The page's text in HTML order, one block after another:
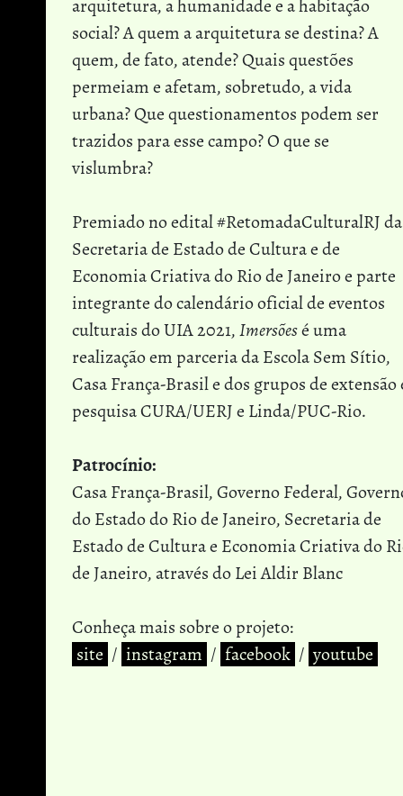
arquitetura, a humanidade e a habitação
social? A quem a arquitetura se destina? A
quem, de fato, atende? Quais questões
permeiam e afetam, sobretudo, a vida
urbana? Que questionamentos podem ser
trazidos para esse campo? O que se
vislumbra?
Premiado no edital #RetomadaCulturalRJ da
Secretaria de Estado de Cultura e de
Economia Criativa do Rio de Janeiro e parte
integrante do calendário oficial de eventos
culturais do UIA 2021,Imersõesé uma
realização em parceria da Escola Sem Sítio,
Casa França-Brasil e dos grupos de extensão
pesquisa CURA/UERJ e Linda/PUC-Rio.
Patrocínio:
Casa França-Brasil, Governo Federal,
do Estado do Rio de Janeiro, Secretaria de
Estado de Cultura e Economia Criativa do
de Janeiro, através do Lei Aldir Blanc
Conheça mais sobre o projeto:
site / instagram / facebook / youtube